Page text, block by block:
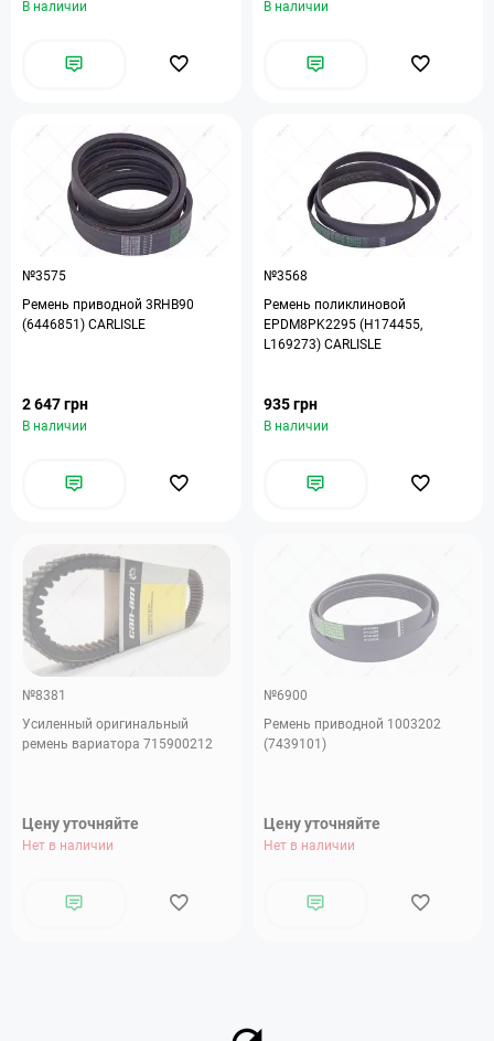
В наличии В наличии
№3575
Ремень приводной 3RHB90
(6446851) CARLISLE
2 647 грн
В наличии
№3568
Ремень поликлиновой
EPDM8PK2295 (H174455,
L169273) CARLISLE
935 грн
В наличии
№8381
Усиленный оригинальный
ремень вариатора 715900212
Цену уточняйте
Нет в наличии
№6900
Ремень приводной 1003202
(7439101)
Цену уточняйте
Нет в наличии